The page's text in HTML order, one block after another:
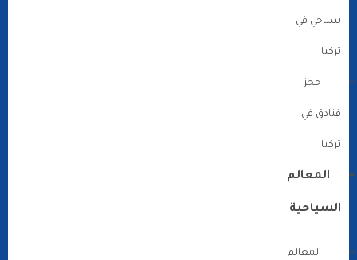
سياحي في
تركيا
حجز
فنادق في
تركيا
المعالم
السياحية
المعالم